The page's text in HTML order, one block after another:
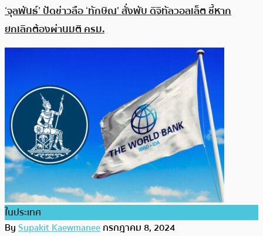
‘จุลพันธ์’ ปัดข่าวลือ ‘ทักษิณ’ สั่งพับ ดิจิทัลวอลเล็ต ชี้หาก
ยกเลิกต้องผ่านมติ ครม.
ในประเทศ
BySupakit Kaewmaneeกรกฎาคม 8, 2024